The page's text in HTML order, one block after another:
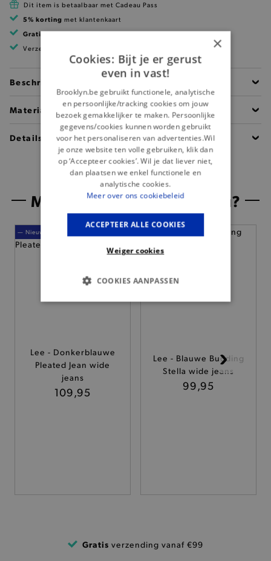
Dit item is betaalbaar met Cadeau Pass
5% korting met klantenkaart
Gratis verzendingvanaf 99 EUR
Verzending binnen 1 à 2 werkdagen
Beschrijving
Materiaal
Details
Misschien is dit iets voor jou?
— Nieuw
Lee - Donkerblauwe
Pleated Jean wide
jeans
109,95
Lee - Blauwe Budding
Stella wide jeans
99,95
Gratis verzending vanaf €99
×
Cookies: Bijt je er gerust
even in vast!
Brooklyn.be gebruikt functionele, analytische
en persoonlijke/tracking cookies om jouw
bezoek gemakkelijker te maken. Persoonlijke
gegevens/cookies kunnen worden gebruikt
voor het personaliseren van advertenties.Wil
je onze website ten volle gebruiken, klik dan
op ‘Accepteer cookies’. Wil je dat liever niet,
dan plaatsen we enkel functionele en
analytische cookies.
Meer over ons cookiebeleid
ACCEPTEER ALLE COOKIES
Weiger cookies
COOKIES AANPASSEN
BASIS COOKIES
TARGETING
FUNCTIONALITEIT
smulervaring op de site en zorgen ervoor dat de